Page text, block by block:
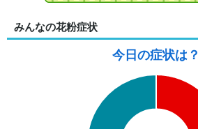
みんなの花粉症状
今日の症状は？